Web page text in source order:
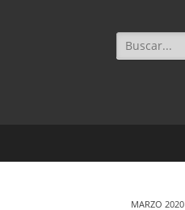
Buscar:
MARZO 2020